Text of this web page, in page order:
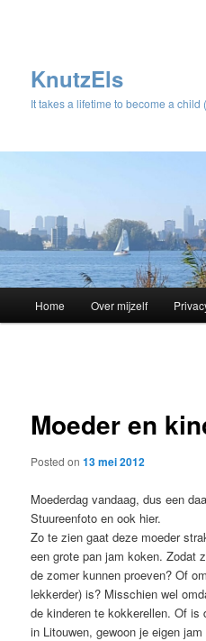
KnutzEls
It takes a lifetime to become a child
Skip
content
Home Over mijzelf
Moeder en
Posted on13 mei 2012
Moederdag vandaag, dus een
Stuureenfoto en ook hier.
Zo te zien gaat deze moeder
een grote pan jam koken. Zodat
de zomer kunnen proeven? Of
lekkerder) is? Misschien wel
de kinderen te kokkerellen. Of is
in Litouwen, gewoon je eigen